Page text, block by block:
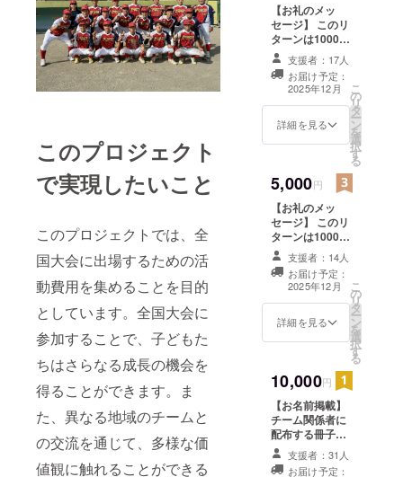
このプロジェクト
で実現したいこと
このプロジェクトでは、全
国大会に出場するための活
動費用を集めることを目的
としています。全国大会に
参加することで、子どもた
ちはさらなる成長の機会を
得ることができます。ま
た、異なる地域のチームと
の交流を通じて、多様な価
値観に触れることができる
【お礼のメッ
セージ】 このリ
ターンは1000円
のリターンと同
じ内容です。 感
謝の気持ちを込
めて、お礼の
メッセージをお
送りします。
支援者：17人
お届け予定：
2025年12月
詳細を見る
こ
の
リ
タ
ー
ン
を
選
択
す
る
5,000円
【お礼のメッ
セージ】 このリ
ターンは1000円
のリターンと同
じ内容です。 感
謝の気持ちを込
めて、お礼の
メッセージをお
送りします。
支援者：14人
お届け予定：
2025年12月
詳細を見る
こ
の
リ
タ
ー
ン
を
選
択
す
る
10,000円
【お名前掲載】
チーム関係者に
配布する冊子に
支援者様のお名
前（ニックネー
支援者：31人
お届け予定：